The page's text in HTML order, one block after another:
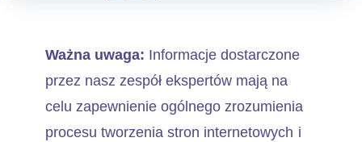
Ważna uwaga: Informacje dostarczone
przez nasz zespół ekspertów mają na
celu zapewnienie ogólnego zrozumienia
procesu tworzenia stron internetowych i